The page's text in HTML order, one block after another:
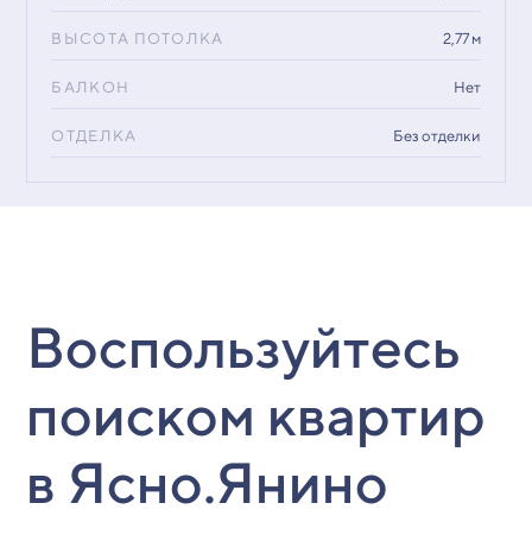
ВЫСОТА ПОТОЛКА 2,77 м
БАЛКОН Нет
ОТДЕЛКА Без отделки
Воспользуйтесь
поиском квартир
в Ясно.Янино